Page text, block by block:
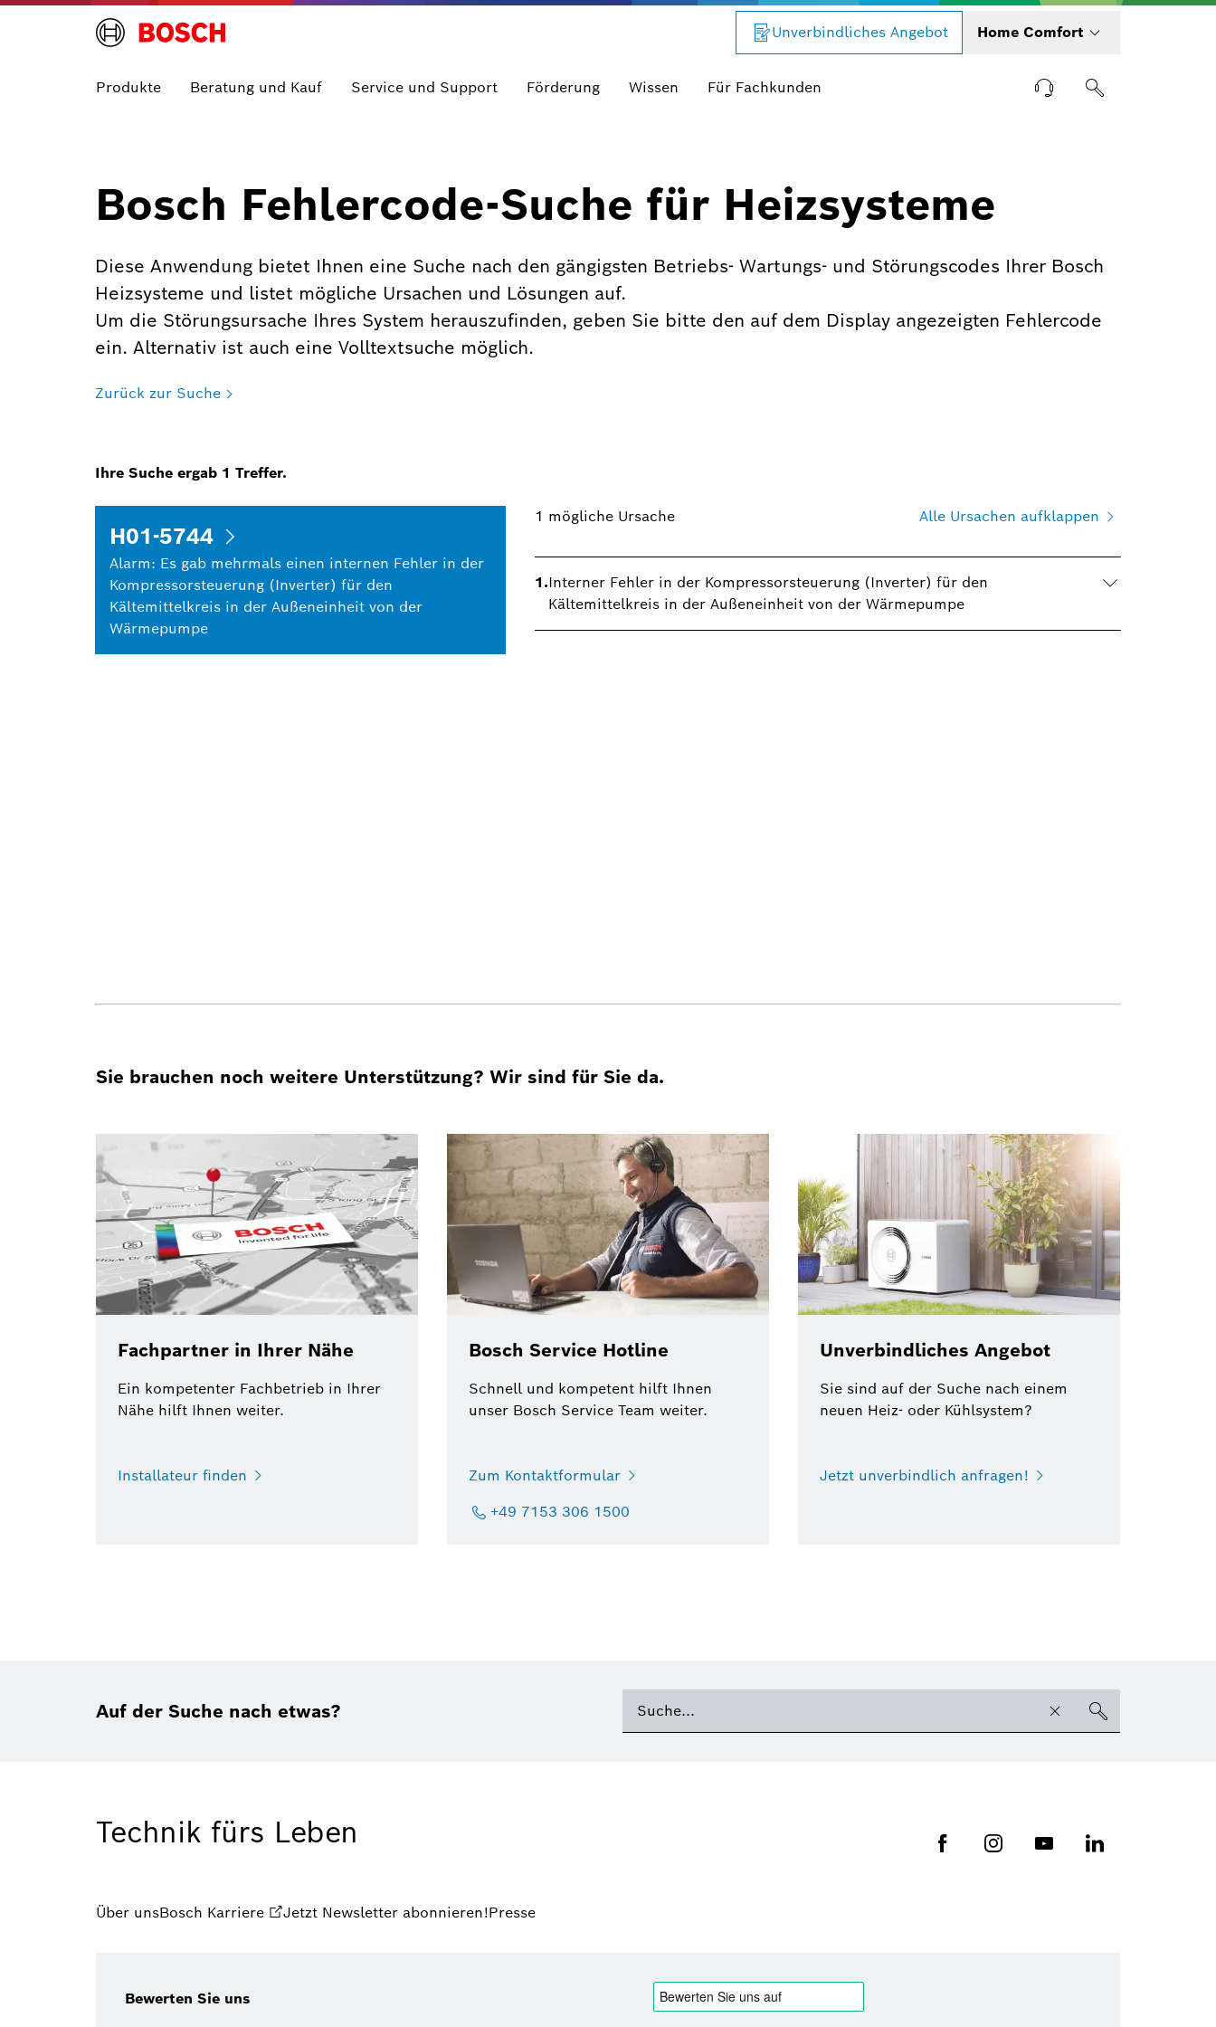
Unverbindliches Angebot Home Comfort
Produkte Beratung und Kauf Service und Support Förderung Wissen Für Fachkunden
Bosch Fehlercode-Suche für Heizsysteme
Diese Anwendung bietet Ihnen eine Suche nach den gängigsten Betriebs- Wartungs- und Störungscodes Ihrer Bosch
Heizsysteme und listet mögliche Ursachen und Lösungen auf.
Um die Störungsursache Ihres System herauszufinden, geben Sie bitte den auf dem Display angezeigten Fehlercode
ein. Alternativ ist auch eine Volltextsuche möglich.
Zurück zur Suche
Ihre Suche ergab 1 Treffer.
H01-5744
Alarm: Es gab mehrmals einen internen Fehler in der
Kompressorsteuerung (Inverter) für den
Kältemittelkreis in der Außeneinheit von der
Wärmepumpe
1 mögliche Ursache Alle Ursachen aufklappen
1.Interner Fehler in der Kompressorsteuerung (Inverter) für den
Kältemittelkreis in der Außeneinheit von der Wärmepumpe
Sie brauchen noch weitere Unterstützung? Wir sind für Sie da.
Fachpartner in Ihrer Nähe
Ein kompetenter Fachbetrieb in Ihrer
Nähe hilft Ihnen weiter.
Installateur finden
Bosch Service Hotline
Schnell und kompetent hilft Ihnen
unser Bosch Service Team weiter.
Zum Kontaktformular
+49 7153 306 1500
Unverbindliches Angebot
Sie sind auf der Suche nach einem
neuen Heiz- oder Kühlsystem?
Jetzt unverbindlich anfragen!
Auf der Suche nach etwas?
Technik fürs Leben
Über unsBosch Karriere Jetzt Newsletter abonnieren!Presse
Bewerten Sie uns